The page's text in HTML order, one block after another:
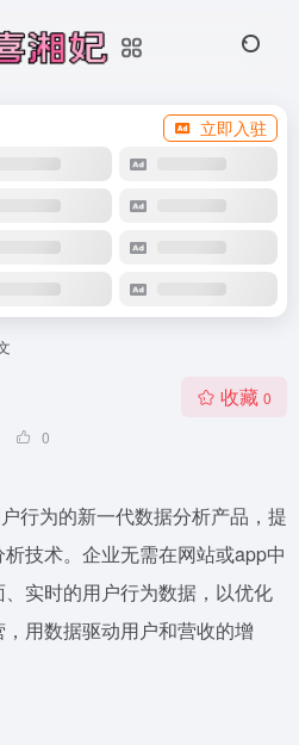
立即入驻
0
收藏 0
行为的新一代数据分析产品，提
技术。企业无需在网站或app中
实时的用户行为数据，以优化
用数据驱动用户和营收的增